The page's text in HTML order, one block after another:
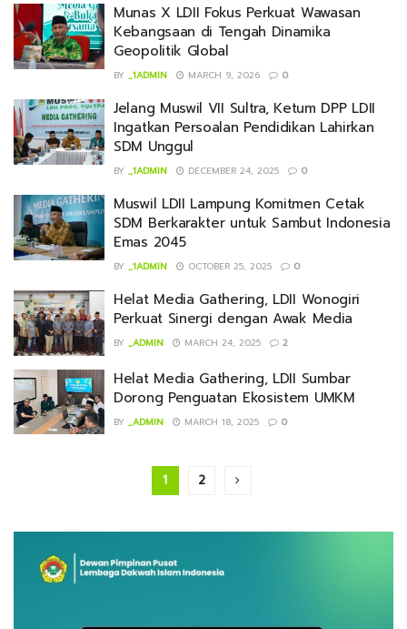
Munas X LDII Fokus Perkuat Wawasan
Kebangsaan di Tengah Dinamika
Geopolitik Global
BY _1ADMIN MARCH 9, 2026 0
Jelang Muswil VII Sultra, Ketum DPP LDII
Ingatkan Persoalan Pendidikan Lahirkan
SDM Unggul
BY _1ADMIN DECEMBER 24, 2025 0
Muswil LDII Lampung Komitmen Cetak
SDM Berkarakter untuk Sambut Indonesia
Emas 2045
BY _1ADMIN OCTOBER 25, 2025 0
Helat Media Gathering, LDII Wonogiri
Perkuat Sinergi dengan Awak Media
BY _ADMIN MARCH 24, 2025 2
Helat Media Gathering, LDII Sumbar
Dorong Penguatan Ekosistem UMKM
BY _ADMIN MARCH 18, 2025 0
1 2